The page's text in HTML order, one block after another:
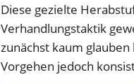
Diese gezielte
Verhandlungstaktik
zunächst kaum
Vorgehen jedoch